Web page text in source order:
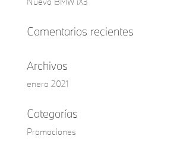
Comentarios recientes
Archivos
enero 2021
Categorías
Promociones